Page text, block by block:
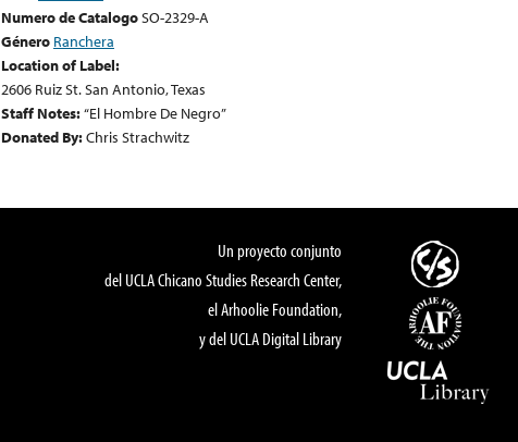
Numero de CatalogoSO-2329-A
Género Ranchera
Location of Label:
2606 Ruiz St. San Antonio, Texas
Staff Notes:“El Hombre De Negro”
Donated By:Chris Strachwitz
Un proyecto conjunto
del UCLA Chicano Studies Research Center,
el Arhoolie Foundation,
y del UCLA Digital Library